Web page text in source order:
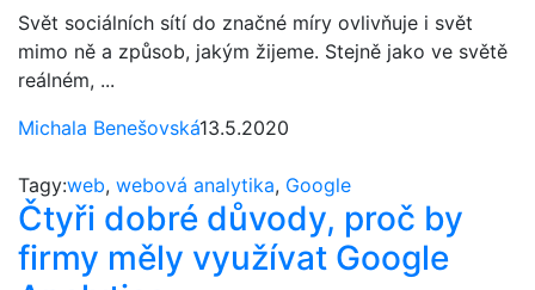
Svět sociálních sítí do značné míry ovlivňuje i svět
mimo ně a způsob, jakým žijeme. Stejně jako ve světě
reálném, ...
Michala Benešovská13.5.2020
Tagy:web, webová analytika, Google
Čtyři dobré důvody, proč by
firmy měly využívat Google